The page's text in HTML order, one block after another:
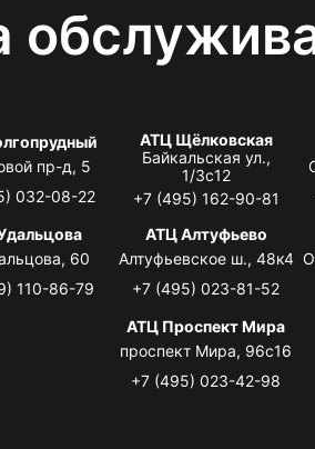
пр-д, 5
032-08-22
АТЦ Щёлковская
Байкальская ул.,
1/3с12
+7 (495) 162-90-81
60
110-86-79
АТЦ Алтуфьево
Алтуфьевское ш., 48к4
+7 (495) 023-81-52
АТЦ Проспект Мира
проспект Мира, 96с16
+7 (495) 023-42-98